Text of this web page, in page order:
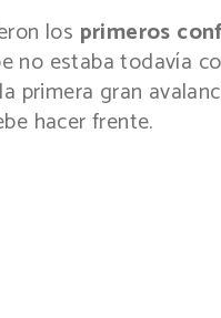
los primeros
no estaba todavía
primera gran
hacer frente.